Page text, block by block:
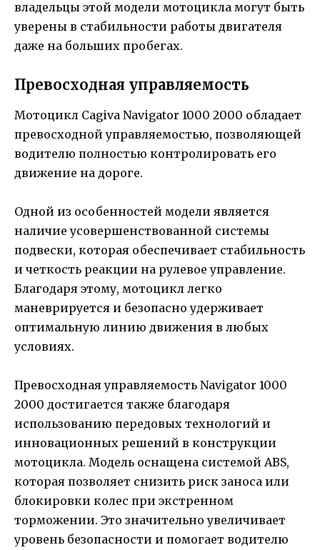
владельцы этой модели мотоцикла могут быть
уверены в стабильности работы двигателя
даже на больших пробегах.
Превосходная управляемость
Мотоцикл Cagiva Navigator 1000 2000 обладает
превосходной управляемостью, позволяющей
водителю полностью контролировать его
движение на дороге.
Одной из особенностей модели является
наличие усовершенствованной системы
подвески, которая обеспечивает стабильность
и четкость реакции на рулевое управление.
Благодаря этому, мотоцикл легко
маневрируется и безопасно удерживает
оптимальную линию движения в любых
условиях.
Превосходная управляемость Navigator 1000
2000 достигается также благодаря
использованию передовых технологий и
инновационных решений в конструкции
мотоцикла. Модель оснащена системой ABS,
которая позволяет снизить риск заноса или
блокировки колес при экстренном
торможении. Это значительно увеличивает
уровень безопасности и помогает водителю